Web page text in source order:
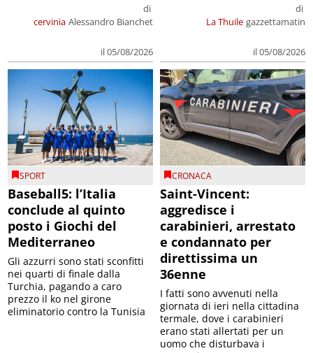
cervinia
di
Alessandro Bianchet
il 05/08/2026
La Thuile
di
gazzettamatin
il 05/08/2026
SPORT
Baseball5: l’Italia
conclude al quinto
posto i Giochi del
Mediterraneo
Gli azzurri sono stati sconfitti
nei quarti di finale dalla
Turchia, pagando a caro
prezzo il ko nel girone
eliminatorio contro la Tunisia
CRONACA
Saint-Vincent:
aggredisce i
carabinieri, arrestato
e condannato per
direttissima un
36enne
I fatti sono avvenuti nella
giornata di ieri nella cittadina
termale, dove i carabinieri
erano stati allertati per un
uomo che disturbava i